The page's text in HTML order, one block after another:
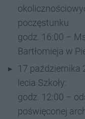
poczęstunku
godz. 16:00 –
Bartłomieja w
17 października
lecia Szkoły:
godz. 12:00 –
poświęconej